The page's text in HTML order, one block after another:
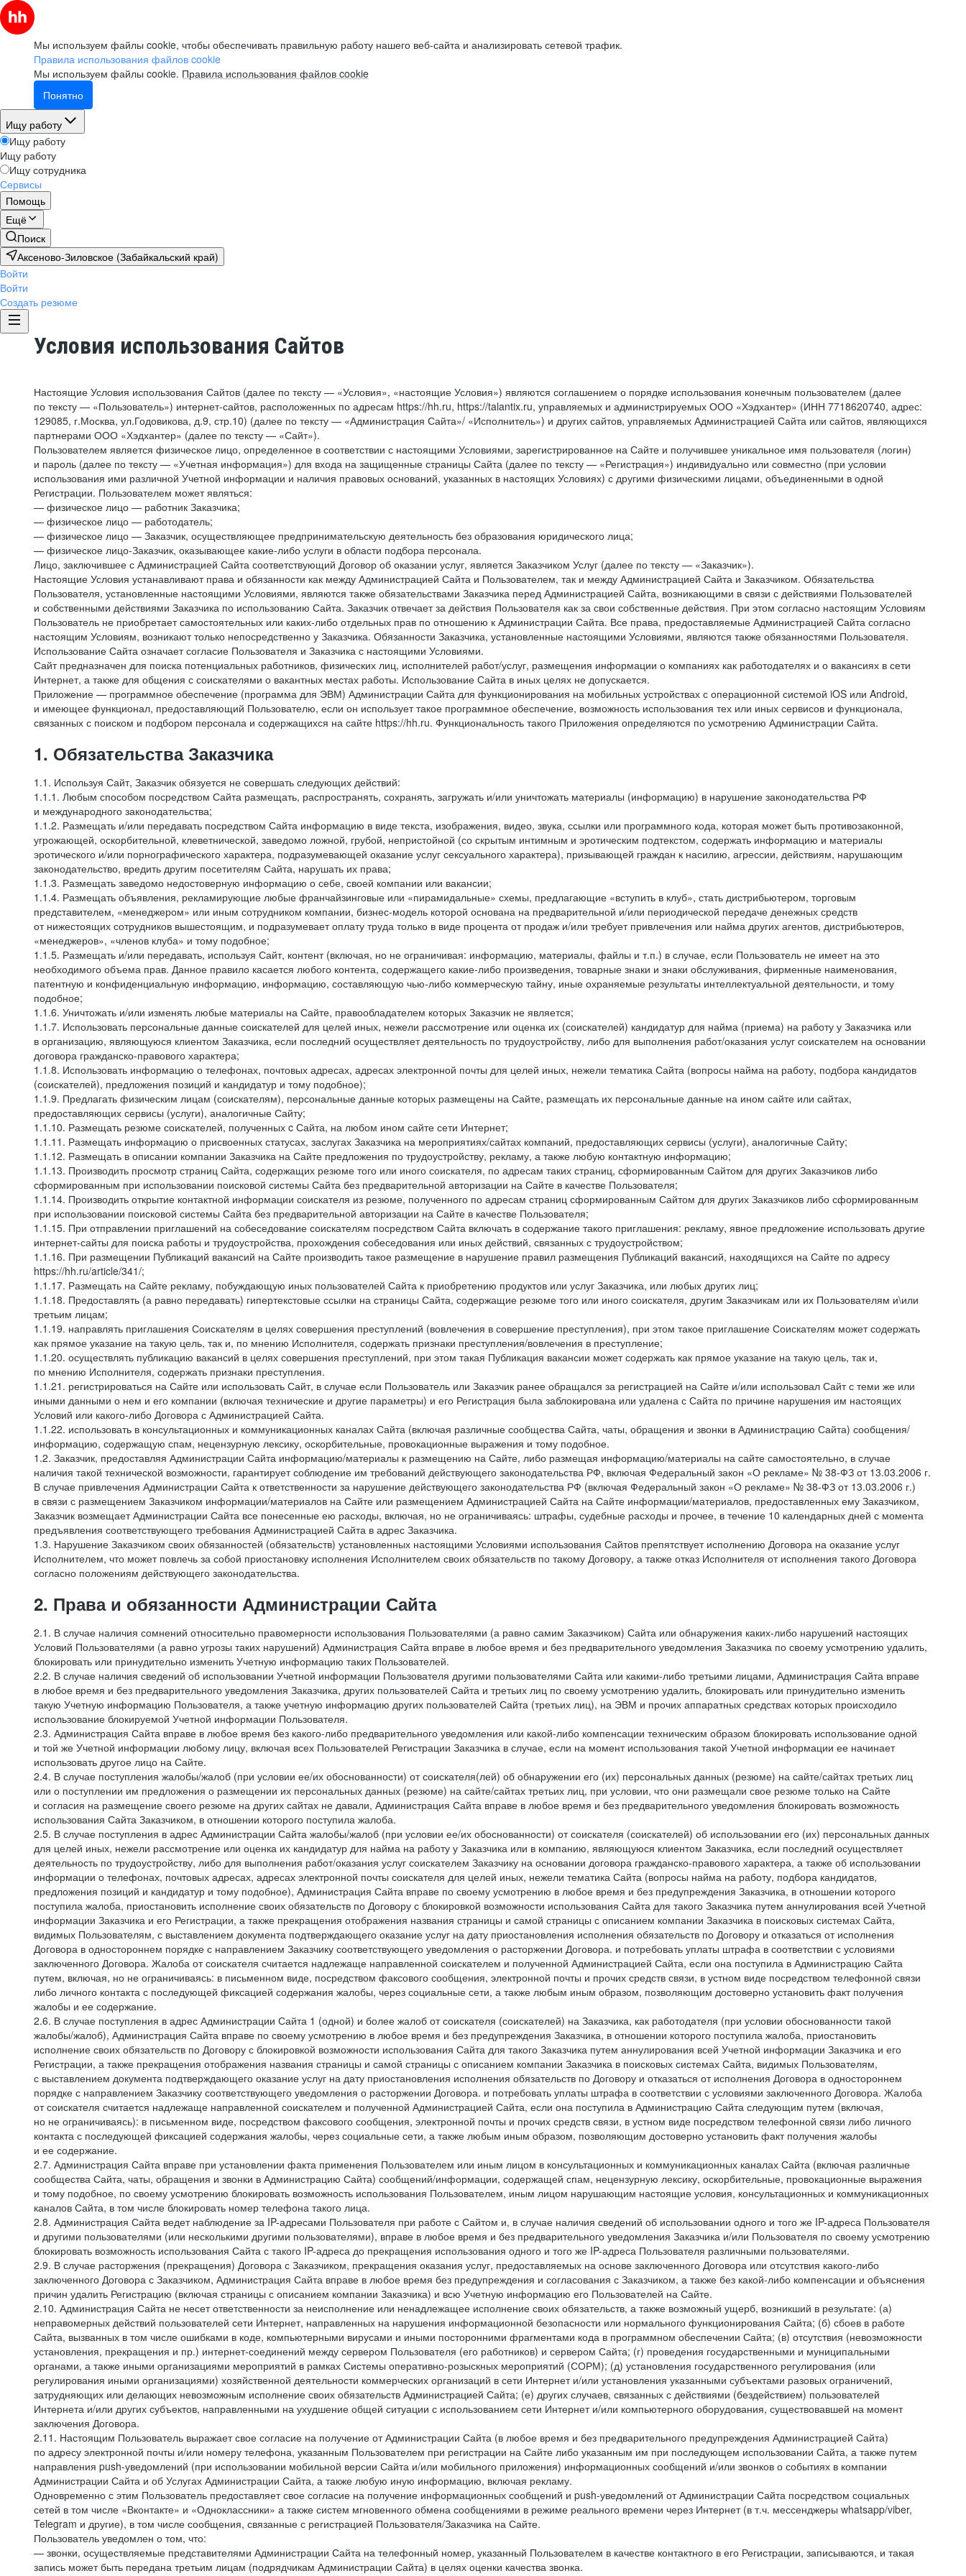
Мы используем файлы cookie, чтобы обеспечивать правильную работу нашего веб-сайта и анализировать сетевой трафик.
Правила использования файлов cookie
Мы используем файлы cookie. Правила использования файлов cookie
Понятно
Ищу работу
Ищу работу
Ищу работу
Ищу сотрудника
Сервисы
Помощь
Ещё
Поиск
Аксеново-Зиловское (Забайкальский край)
Войти
Войти
Создать резюме
Условия использования Сайтов
Настоящие Условия использования Сайтов (далее по тексту — «Условия», «настоящие Условия») являются соглашением о порядке использования конечным пользователем (далее
по тексту — «Пользователь») интернет-сайтов, расположенных по адресам https://hh.ru, https://talantix.ru, управляемых и администрируемых ООО «Хэдхантер» (ИНН 7718620740, адрес:
129085, г.Москва, ул.Годовикова, д.9, стр.10) (далее по тексту — «Администрация Сайта»/ «Исполнитель») и других сайтов, управляемых Администрацией Сайта или сайтов, являющихся
партнерами ООО «Хэдхантер» (далее по тексту — «Сайт»).
Пользователем является физическое лицо, определенное в соответствии с настоящими Условиями, зарегистрированное на Сайте и получившее уникальное имя пользователя (логин)
и пароль (далее по тексту — «Учетная информация») для входа на защищенные страницы Сайта (далее по тексту — «Регистрация») индивидуально или совместно (при условии
использования ими различной Учетной информации и наличия правовых оснований, указанных в настоящих Условиях) с другими физическими лицами, объединенными в одной
Регистрации. Пользователем может являться:
— физическое лицо — работник Заказчика;
— физическое лицо — работодатель;
— физическое лицо — Заказчик, осуществляющее предпринимательскую деятельность без образования юридического лица;
— физическое лицо-Заказчик, оказывающее какие-либо услуги в области подбора персонала.
Лицо, заключившее с Администрацией Сайта соответствующий Договор об оказании услуг, является Заказчиком Услуг (далее по тексту — «Заказчик»).
Настоящие Условия устанавливают права и обязанности как между Администрацией Сайта и Пользователем, так и между Администрацией Сайта и Заказчиком. Обязательства
Пользователя, установленные настоящими Условиями, являются также обязательствами Заказчика перед Администрацией Сайта, возникающими в связи с действиями Пользователей
и собственными действиями Заказчика по использованию Сайта. Заказчик отвечает за действия Пользователя как за свои собственные действия. При этом согласно настоящим Условиям
Пользователь не приобретает самостоятельных или каких-либо отдельных прав по отношению к Администрации Сайта. Все права, предоставляемые Администрацией Сайта согласно
настоящим Условиям, возникают только непосредственно у Заказчика. Обязанности Заказчика, установленные настоящими Условиями, являются также обязанностями Пользователя.
Использование Сайта означает согласие Пользователя и Заказчика с настоящими Условиями.
Сайт предназначен для поиска потенциальных работников, физических лиц, исполнителей работ/услуг, размещения информации о компаниях как работодателях и о вакансиях в сети
Интернет, а также для общения с соискателями о вакантных местах работы. Использование Сайта в иных целях не допускается.
Приложение — программное обеспечение (программа для ЭВМ) Администрации Сайта для функционирования на мобильных устройствах с операционной системой iOS или Android,
и имеющее функционал, предоставляющий Пользователю, если он использует такое программное обеспечение, возможность использования тех или иных сервисов и функционала,
связанных с поиском и подбором персонала и содержащихся на сайте https://hh.ru. Функциональность такого Приложения определяются по усмотрению Администрации Сайта.
1. Обязательства Заказчика
1.1. Используя Сайт, Заказчик обязуется не совершать следующих действий:
1.1.1. Любым способом посредством Сайта размещать, распространять, сохранять, загружать и/или уничтожать материалы (информацию) в нарушение законодательства РФ
и международного законодательства;
1.1.2. Размещать и/или передавать посредством Сайта информацию в виде текста, изображения, видео, звука, ссылки или программного кода, которая может быть противозаконной,
угрожающей, оскорбительной, клеветнической, заведомо ложной, грубой, непристойной (со скрытым интимным и эротическим подтекстом, содержать информацию и материалы
эротического и/или порнографического характера, подразумевающей оказание услуг сексуального характера), призывающей граждан к насилию, агрессии, действиям, нарушающим
законодательство, вредить другим посетителям Сайта, нарушать их права;
1.1.3. Размещать заведомо недостоверную информацию о себе, своей компании или вакансии;
1.1.4. Размещать объявления, рекламирующие любые франчайзинговые или «пирамидальные» схемы, предлагающие «вступить в клуб», стать дистрибьютером, торговым
представителем, «менеджером» или иным сотрудником компании, бизнес-модель которой основана на предварительной и/или периодической передаче денежных средств
от нижестоящих сотрудников вышестоящим, и подразумевает оплату труда только в виде процента от продаж и/или требует привлечения или найма других агентов, дистрибьютеров,
«менеджеров», «членов клуба» и тому подобное;
1.1.5. Размещать и/или передавать, используя Сайт, контент (включая, но не ограничивая: информацию, материалы, файлы и т.п.) в случае, если Пользователь не имеет на это
необходимого объема прав. Данное правило касается любого контента, содержащего какие-либо произведения, товарные знаки и знаки обслуживания, фирменные наименования,
патентную и конфиденциальную информацию, информацию, составляющую чью-либо коммерческую тайну, иные охраняемые результаты интеллектуальной деятельности, и тому
подобное;
1.1.6. Уничтожать и/или изменять любые материалы на Сайте, правообладателем которых Заказчик не является;
1.1.7. Использовать персональные данные соискателей для целей иных, нежели рассмотрение или оценка их (соискателей) кандидатур для найма (приема) на работу у Заказчика или
в организацию, являющуюся клиентом Заказчика, если последний осуществляет деятельность по трудоустройству, либо для выполнения работ/оказания услуг соискателем на основании
договора гражданско-правового характера;
1.1.8. Использовать информацию о телефонах, почтовых адресах, адресах электронной почты для целей иных, нежели тематика Сайта (вопросы найма на работу, подбора кандидатов
(соискателей), предложения позиций и кандидатур и тому подобное);
1.1.9. Предлагать физическим лицам (соискателям), персональные данные которых размещены на Сайте, размещать их персональные данные на ином сайте или сайтах,
предоставляющих сервисы (услуги), аналогичные Сайту;
1.1.10. Размещать резюме соискателей, полученных c Сайта, на любом ином сайте сети Интернет;
1.1.11. Размещать информацию о присвоенных статусах, заслугах Заказчика на мероприятиях/сайтах компаний, предоставляющих сервисы (услуги), аналогичные Сайту;
1.1.12. Размещать в описании компании Заказчика на Сайте предложения по трудоустройству, рекламу, а также любую контактную информацию;
1.1.13. Производить просмотр страниц Сайта, содержащих резюме того или иного соискателя, по адресам таких страниц, сформированным Сайтом для других Заказчиков либо
сформированным при использовании поисковой системы Сайта без предварительной авторизации на Сайте в качестве Пользователя;
1.1.14. Производить открытие контактной информации соискателя из резюме, полученного по адресам страниц сформированным Сайтом для других Заказчиков либо сформированным
при использовании поисковой системы Сайта без предварительной авторизации на Сайте в качестве Пользователя;
1.1.15. При отправлении приглашений на собеседование соискателям посредством Сайта включать в содержание такого приглашения: рекламу, явное предложение использовать другие
интернет-сайты для поиска работы и трудоустройства, прохождения собеседования или иных действий, связанных с трудоустройством;
1.1.16. При размещении Публикаций вакансий на Сайте производить такое размещение в нарушение правил размещения Публикаций вакансий, находящихся на Сайте по адресу
https://hh.ru/article/341/;
1.1.17. Размещать на Сайте рекламу, побуждающую иных пользователей Сайта к приобретению продуктов или услуг Заказчика, или любых других лиц;
1.1.18. Предоставлять (а равно передавать) гипертекстовые ссылки на страницы Сайта, содержащие резюме того или иного соискателя, другим Заказчикам или их Пользователям и\или
третьим лицам;
1.1.19. направлять приглашения Соискателям в целях совершения преступлений (вовлечения в совершение преступления), при этом такое приглашение Соискателям может содержать
как прямое указание на такую цель, так и, по мнению Исполнителя, содержать признаки преступления/вовлечения в преступление;
1.1.20. осуществлять публикацию вакансий в целях совершения преступлений, при этом такая Публикация вакансии может содержать как прямое указание на такую цель, так и,
по мнению Исполнителя, содержать признаки преступления.
1.1.21. регистрироваться на Сайте или использовать Сайт, в случае если Пользователь или Заказчик ранее обращался за регистрацией на Сайте и/или использовал Сайт с теми же или
иными данными о нем и его компании (включая технические и другие параметры) и его Регистрация была заблокирована или удалена с Сайта по причине нарушения им настоящих
Условий или какого-либо Договора с Администрацией Сайта.
1.1.22. использовать в консультационных и коммуникационных каналах Сайта (включая различные сообщества Сайта, чаты, обращения и звонки в Администрацию Сайта) сообщения/
информацию, содержащую спам, нецензурную лексику, оскорбительные, провокационные выражения и тому подобное.
1.2. Заказчик, предоставляя Администрации Сайта информацию/материалы к размещению на Сайте, либо размещая информацию/материалы на сайте самостоятельно, в случае
наличия такой технической возможности, гарантирует соблюдение им требований действующего законодательства РФ, включая Федеральный закон «О рекламе» № 38-ФЗ от 13.03.2006 г.
В случае привлечения Администрации Сайта к ответственности за нарушение действующего законодательства РФ (включая Федеральный закон «О рекламе» № 38-ФЗ от 13.03.2006 г.)
в связи с размещением Заказчиком информации/материалов на Сайте или размещением Администрацией Сайта на Сайте информации/материалов, предоставленных ему Заказчиком,
Заказчик возмещает Администрации Сайта все понесенные ею расходы, включая, но не ограничиваясь: штрафы, судебные расходы и прочее, в течение 10 календарных дней с момента
предъявления соответствующего требования Администрацией Сайта в адрес Заказчика.
1.3. Нарушение Заказчиком своих обязанностей (обязательств) установленных настоящими Условиями использования Сайтов препятствует исполнению Договора на оказание услуг
Исполнителем, что может повлечь за собой приостановку исполнения Исполнителем своих обязательств по такому Договору, а также отказ Исполнителя от исполнения такого Договора
согласно положениям действующего законодательства.
2. Права и обязанности Администрации Сайта
2.1. В случае наличия сомнений относительно правомерности использования Пользователями (а равно самим Заказчиком) Сайта или обнаружения каких-либо нарушений настоящих
Условий Пользователями (а равно угрозы таких нарушений) Администрация Сайта вправе в любое время и без предварительного уведомления Заказчика по своему усмотрению удалить,
блокировать или принудительно изменить Учетную информацию таких Пользователей.
2.2. В случае наличия сведений об использовании Учетной информации Пользователя другими пользователями Сайта или какими-либо третьими лицами, Администрация Сайта вправе
в любое время и без предварительного уведомления Заказчика, других пользователей Сайта и третьих лиц по своему усмотрению удалить, блокировать или принудительно изменить
такую Учетную информацию Пользователя, а также учетную информацию других пользователей Сайта (третьих лиц), на ЭВМ и прочих аппаратных средствах которых происходило
использование блокируемой Учетной информации Пользователя.
2.3. Администрация Сайта вправе в любое время без какого-либо предварительного уведомления или какой-либо компенсации техническим образом блокировать использование одной
и той же Учетной информации любому лицу, включая всех Пользователей Регистрации Заказчика в случае, если на момент использования такой Учетной информации ее начинает
использовать другое лицо на Сайте.
2.4. В случае поступления жалобы/жалоб (при условии ее/их обоснованности) от соискателя(лей) об обнаружении его (их) персональных данных (резюме) на сайте/сайтах третьих лиц
или о поступлении им предложения о размещении их персональных данных (резюме) на сайте/сайтах третьих лиц, при условии, что они размещали свое резюме только на Сайте
и согласия на размещение своего резюме на других сайтах не давали, Администрация Сайта вправе в любое время и без предварительного уведомления блокировать возможность
использования Сайта Заказчиком, в отношении которого поступила жалоба.
2.5. В случае поступления в адрес Администрации Сайта жалобы/жалоб (при условии ее/их обоснованности) от соискателя (соискателей) об использовании его (их) персональных данных
для целей иных, нежели рассмотрение или оценка их кандидатур для найма на работу у Заказчика или в компанию, являющуюся клиентом Заказчика, если последний осуществляет
деятельность по трудоустройству, либо для выполнения работ/оказания услуг соискателем Заказчику на основании договора гражданско-правового характера, а также об использовании
информации о телефонах, почтовых адресах, адресах электронной почты соискателя для целей иных, нежели тематика Сайта (вопросы найма на работу, подбора кандидатов,
предложения позиций и кандидатур и тому подобное), Администрация Сайта вправе по своему усмотрению в любое время и без предупреждения Заказчика, в отношении которого
поступила жалоба, приостановить исполнение своих обязательств по Договору с блокировкой возможности использования Сайта для такого Заказчика путем аннулирования всей Учетной
информации Заказчика и его Регистрации, а также прекращения отображения названия страницы и самой страницы с описанием компании Заказчика в поисковых системах Сайта,
видимых Пользователям, с выставлением документа подтверждающего оказание услуг на дату приостановления исполнения обязательств по Договору и отказаться от исполнения
Договора в одностороннем порядке с направлением Заказчику соответствующего уведомления о расторжении Договора. и потребовать уплаты штрафа в соответствии с условиями
заключенного Договора. Жалоба от соискателя считается надлежаще направленной соискателем и полученной Администрацией Сайта, если она поступила в Администрацию Сайта
путем, включая, но не ограничиваясь: в письменном виде, посредством факсового сообщения, электронной почты и прочих средств связи, в устном виде посредством телефонной связи
либо личного контакта с последующей фиксацией содержания жалобы, через социальные сети, а также любым иным образом, позволяющим достоверно установить факт получения
жалобы и ее содержание.
2.6. В случае поступления в адрес Администрации Сайта 1 (одной) и более жалоб от соискателя (соискателей) на Заказчика, как работодателя (при условии обоснованности такой
жалобы/жалоб), Администрация Сайта вправе по своему усмотрению в любое время и без предупреждения Заказчика, в отношении которого поступила жалоба, приостановить
исполнение своих обязательств по Договору с блокировкой возможности использования Сайта для такого Заказчика путем аннулирования всей Учетной информации Заказчика и его
Регистрации, а также прекращения отображения названия страницы и самой страницы с описанием компании Заказчика в поисковых системах Сайта, видимых Пользователям,
с выставлением документа подтверждающего оказание услуг на дату приостановления исполнения обязательств по Договору и отказаться от исполнения Договора в одностороннем
порядке с направлением Заказчику соответствующего уведомления о расторжении Договора. и потребовать уплаты штрафа в соответствии с условиями заключенного Договора. Жалоба
от соискателя считается надлежаще направленной соискателем и полученной Администрацией Сайта, если она поступила в Администрацию Сайта следующим путем (включая,
но не ограничиваясь): в письменном виде, посредством факсового сообщения, электронной почты и прочих средств связи, в устном виде посредством телефонной связи либо личного
контакта с последующей фиксацией содержания жалобы, через социальные сети, а также любым иным образом, позволяющим достоверно установить факт получения жалобы
и ее содержание.
2.7. Администрация Сайта вправе при установлении факта применения Пользователем или иным лицом в консультационных и коммуникационных каналах Сайта (включая различные
сообщества Сайта, чаты, обращения и звонки в Администрацию Сайта) сообщений/информации, содержащей спам, нецензурную лексику, оскорбительные, провокационные выражения
и тому подобное, по своему усмотрению блокировать возможность использования Пользователем, иным лицом нарушающим настоящие условия, консультационных и коммуникационных
каналов Сайта, в том числе блокировать номер телефона такого лица.
2.8. Администрация Сайта ведет наблюдение за IP-адресами Пользователя при работе с Сайтом и, в случае наличия сведений об использовании одного и того же IP-адреса Пользователя
и другими пользователями (или несколькими другими пользователями), вправе в любое время и без предварительного уведомления Заказчика и/или Пользователя по своему усмотрению
блокировать возможность использования Сайта с такого IP-адреса до прекращения использования одного и того же IP-адреса Пользователя различными пользователями.
2.9. В случае расторжения (прекращения) Договора с Заказчиком, прекращения оказания услуг, предоставляемых на основе заключенного Договора или отсутствия какого-либо
заключенного Договора с Заказчиком, Администрация Сайта вправе в любое время без предупреждения и согласования с Заказчиком, а также без какой-либо компенсации и объяснения
причин удалить Регистрацию (включая страницы с описанием компании Заказчика) и всю Учетную информацию его Пользователей на Сайте.
2.10. Администрация Сайта не несет ответственности за неисполнение или ненадлежащее исполнение своих обязательств, а также возможный ущерб, возникший в результате: (а)
неправомерных действий пользователей сети Интернет, направленных на нарушения информационной безопасности или нормального функционирования Сайта; (б) сбоев в работе
Сайта, вызванных в том числе ошибками в коде, компьютерными вирусами и иными посторонними фрагментами кода в программном обеспечении Сайта; (в) отсутствия (невозможности
установления, прекращения и пр.) интернет-соединений между сервером Пользователя (его работников) и сервером Сайта; (г) проведения государственными и муниципальными
органами, а также иными организациями мероприятий в рамках Системы оперативно-розыскных мероприятий (СОРМ); (д) установления государственного регулирования (или
регулирования иными организациями) хозяйственной деятельности коммерческих организаций в сети Интернет и/или установления указанными субъектами разовых ограничений,
затрудняющих или делающих невозможным исполнение своих обязательств Администрацией Сайта; (е) других случаев, связанных с действиями (бездействием) пользователей
Интернета и/или других субъектов, направленными на ухудшение общей ситуации с использованием сети Интернет и/или компьютерного оборудования, существовавшей на момент
заключения Договора.
2.11. Настоящим Пользователь выражает свое согласие на получение от Администрации Сайта (в любое время и без предварительного предупреждения Администрацией Сайта)
по адресу электронной почты и/или номеру телефона, указанным Пользователем при регистрации на Сайте либо указанным им при последующем использовании Сайта, а также путем
направления push-уведомлений (при использовании мобильной версии Сайта и/или мобильного приложения) информационных сообщений и/или звонков о событиях в компании
Администрации Сайта и об Услугах Администрации Сайта, а также любую иную информацию, включая рекламу.
Одновременно с этим Пользователь предоставляет свое согласие на получение информационных сообщений и push-уведомлений от Администрации Сайта посредством социальных
сетей в том числе «Вконтакте» и «Одноклассники» а также систем мгновенного обмена сообщениями в режиме реального времени через Интернет (в т.ч. мессенджеры whatsapp/viber,
Telegram и другие), в том числе сообщения, связанные с регистрацией Пользователя/Заказчика на Сайте.
Пользователь уведомлен о том, что:
— звонки, осуществляемые представителями Администрации Сайта на телефонный номер, указанный Пользователем в качестве контактного в его Регистрации, записываются, и такая
запись может быть передана третьим лицам (подрядчикам Администрации Сайта) в целях оценки качества звонка.